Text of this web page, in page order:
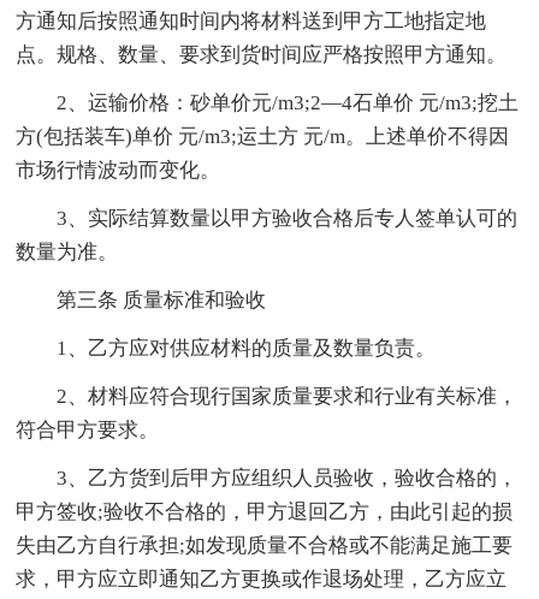
方通知后按照通知时间内将材料送到甲方工地指定地
点。规格、数量、要求到货时间应严格按照甲方通知。
2、运输价格：砂单价元/m3;2—4石单价 元/m3;挖土
方(包括装车)单价 元/m3;运土方 元/m。上述单价不得因
市场行情波动而变化。
3、实际结算数量以甲方验收合格后专人签单认可的
数量为准。
第三条 质量标准和验收
1、乙方应对供应材料的质量及数量负责。
2、材料应符合现行国家质量要求和行业有关标准，
符合甲方要求。
3、乙方货到后甲方应组织人员验收，验收合格的，
甲方签收;验收不合格的，甲方退回乙方，由此引起的损
失由乙方自行承担;如发现质量不合格或不能满足施工要
求，甲方应立即通知乙方更换或作退场处理，乙方应立